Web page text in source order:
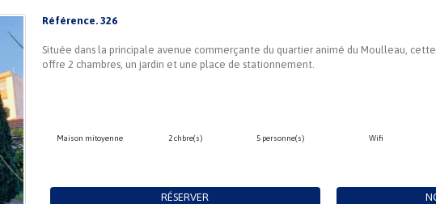
Référence. 326
Située dans la principale avenue commerçante du quartier animé du Moulleau,
offre 2 chambres, un jardin et une place de stationnement.
Maison mitoyenne 2 chbre(s) 5 personne(s)
Wifi
RÉSERVER